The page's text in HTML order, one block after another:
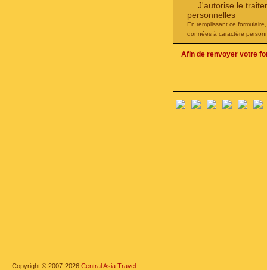
J'autorise le
personnelles
En remplissant ce
données à caractère
Afin de renvoyer votre
Copyright © 2007-2026 Central Asia Travel.